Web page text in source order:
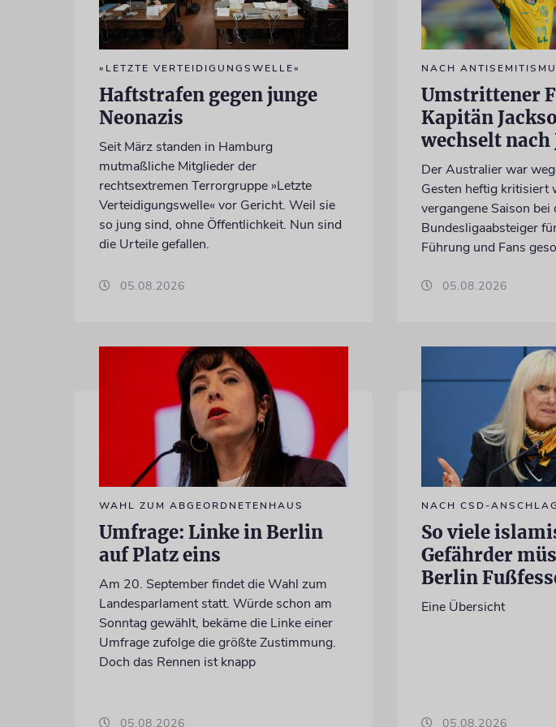
»LETZTE VERTEIDIGUNGSWELLE«
Haftstrafen gegen junge
Neonazis
Seit März standen in Hamburg
mutmaßliche Mitglieder der
rechtsextremen Terrorgruppe »Letzte
Verteidigungswelle« vor Gericht. Weil sie
so jung sind, ohne Öffentlichkeit. Nun sind
die Urteile gefallen.
05.08.2026
NACH
Umstrittener
Kapitän
wechselt nach
Der Australier war
Gesten heftig kritisiert
vergangene Saison bei
Bundesligaabsteiger
Führung und Fans
05.08.2026
WAHL ZUM ABGEORDNETENHAUS
Umfrage: Linke in Berlin
auf Platz eins
Am 20. September findet die Wahl zum
Landesparlament statt. Würde schon am
Sonntag gewählt, bekäme die Linke einer
Umfrage zufolge die größte Zustimmung.
Doch das Rennen ist knapp
05.08.2026
NACH CSD-ANSCHLAG
So viele
Gefährder
Berlin
Eine Übersicht
05.08.2026